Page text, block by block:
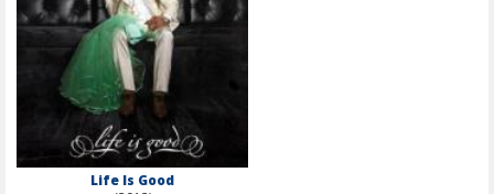
Life Is Good